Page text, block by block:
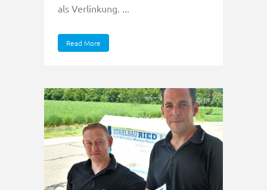
als Verlinkung. ...
Read More